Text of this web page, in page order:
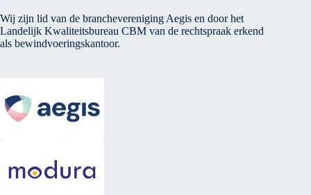
Wij zijn lid van de branchevereniging Aegis en door het
Landelijk Kwaliteitsbureau CBM van de rechtspraak erkend
als bewindvoeringskantoor.